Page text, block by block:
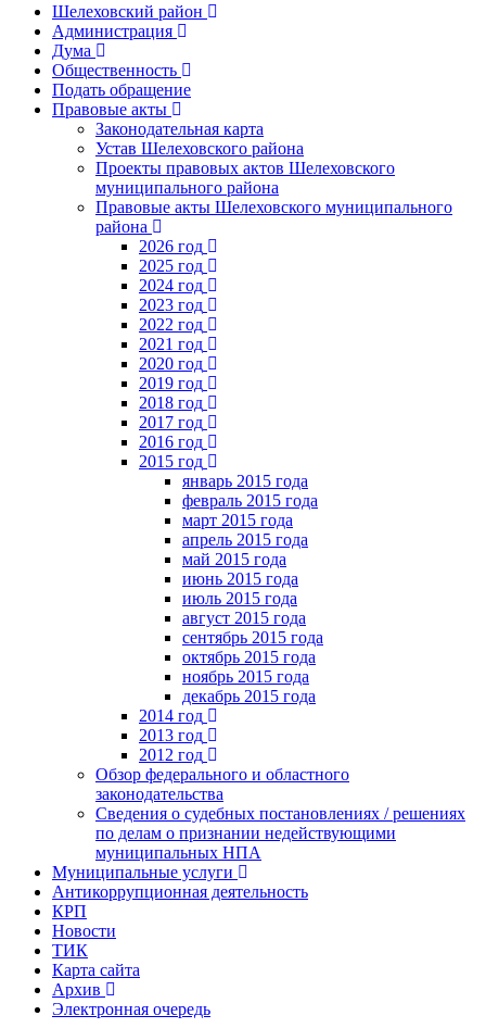
Шелеховский район
Администрация
Дума
Общественность
Подать обращение
Правовые акты
Законодательная карта
Устав Шелеховского района
Проекты правовых актов Шелеховского
муниципального района
Правовые акты Шелеховского муниципального
района
2026 год
2025 год
2024 год
2023 год
2022 год
2021 год
2020 год
2019 год
2018 год
2017 год
2016 год
2015 год
январь 2015 года
февраль 2015 года
март 2015 года
апрель 2015 года
май 2015 года
июнь 2015 года
июль 2015 года
август 2015 года
сентябрь 2015 года
октябрь 2015 года
ноябрь 2015 года
декабрь 2015 года
2014 год
2013 год
2012 год
Обзор федерального и областного
законодательства
Сведения о судебных постановлениях / решениях
по делам о признании недействующими
муниципальных НПА
Муниципальные услуги
Антикоррупционная деятельность
КРП
Новости
ТИК
Карта сайта
Архив
Электронная очередь